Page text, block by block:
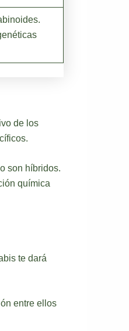
de los
son híbridos.
química
te dará
entre ellos